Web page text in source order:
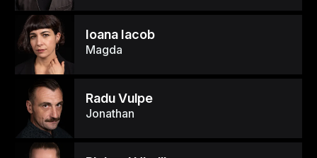
Ioana Iacob
Magda
Radu Vulpe
Jonathan